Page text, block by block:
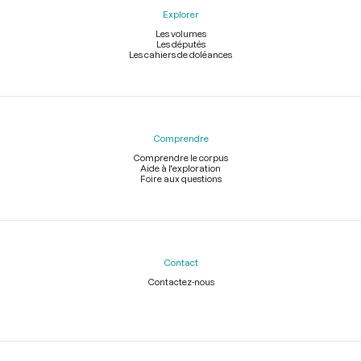
Explorer
Les volumes
Les députés
Les cahiers de doléances
Comprendre
Comprendre le corpus
Aide à l'exploration
Foire aux questions
Contact
Contactez-nous
Légal